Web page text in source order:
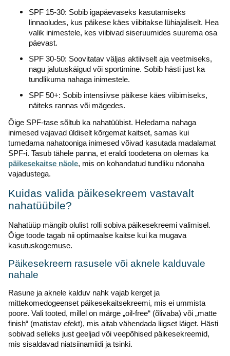
SPF 15-30: Sobib igapäevaseks kasutamiseks
linnaoludes, kus päikese käes viibitakse lühiajaliselt. Hea
valik inimestele, kes viibivad siseruumides suurema osa
päevast.
SPF 30-50: Soovitatav väljas aktiivselt aja veetmiseks,
nagu jalutuskäigud või sportimine. Sobib hästi just ka
tundlikuma nahaga inimestele.
SPF 50+: Sobib intensiivse päikese käes viibimiseks,
näiteks rannas või mägedes.
Õige SPF-tase sõltub ka nahatüübist. Heledama nahaga
inimesed vajavad üldiselt kõrgemat kaitset, samas kui
tumedama nahatooniga inimesed võivad kasutada madalamat
SPF-i. Tasub tähele panna, et eraldi toodetena on olemas ka
päikesekaitse näole, mis on kohandatud tundliku näonaha
vajadustega.
Kuidas valida päikesekreem vastavalt
nahatüübile?
Nahatüüp mängib olulist rolli sobiva päikesekreemi valimisel.
Õige toode tagab nii optimaalse kaitse kui ka mugava
kasutuskogemuse.
Päikesekreem rasusele või aknele kalduvale
nahale
Rasune ja aknele kalduv nahk vajab kerget ja
mittekomedogeenset päikesekaitsekreemi, mis ei ummista
poore. Vali tooted, millel on märge „oil-free“ (õlivaba) või „matte
finish“ (matistav efekt), mis aitab vähendada liigset läiget. Hästi
sobivad selleks just geeljad või veepõhised päikesekreemid,
mis sisaldavad niatsiinamiidi ja tsinki.